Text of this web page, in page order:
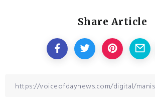
Share Article